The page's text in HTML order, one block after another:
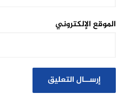
الموقع الإلكتروني